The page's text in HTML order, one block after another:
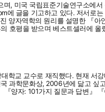
, 미국 국립표준기술연구소에
글을 기고하고 있다. 저서로
양자역학의 원리를 설명한 『
호평을 받으며 베스트셀러에 올
교 교수로 재직했다. 현재 서
과학문화상, 2006년에 닮고 싶
양자: 101가지 질문과 답변』